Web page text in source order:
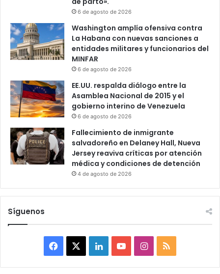
6 de agosto de 2026
Washington amplía ofensiva contra
La Habana con nuevas sanciones a
entidades militares y funcionarios del
MINFAR
6 de agosto de 2026
EE.UU. respalda diálogo entre la
Asamblea Nacional de 2015 y el
gobierno interino de Venezuela
6 de agosto de 2026
Fallecimiento de inmigrante
salvadoreño en Delaney Hall, Nueva
Jersey reaviva críticas por atención
médica y condiciones de detención
4 de agosto de 2026
Síguenos
a
L
i
o
I
n
S